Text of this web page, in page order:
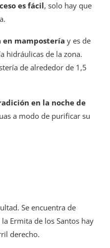
es fácil, solo hay que
en mampostería y es de
hidráulicas de la zona.
de alrededor de 1,5
en la noche de
a modo de purificar su
Se encuentra de
Ermita de los Santos hay
derecho.